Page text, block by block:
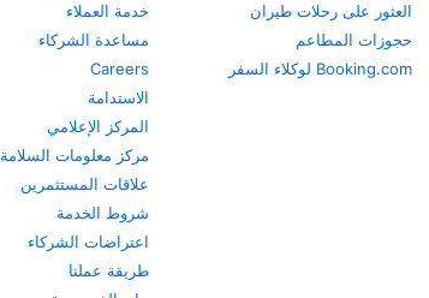
العثور على رحلات طيران
حجوزات المطاعم
Booking.com لوكلاء السفر
خدمة العملاء
مساعدة الشركاء
Careers
الاستدامة
المركز الإعلامي
مركز معلومات السلامة
علاقات المستثمرين
شروط الخدمة
اعتراضات الشركاء
طريقة عملنا